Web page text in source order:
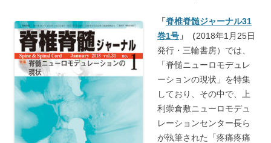
「脊椎脊髄ジャーナル31
巻1号 」（2018年1月25日
発行・三輪書房）では、
「脊髄ニューロモデュレ
ーションの現状」を特集
しており、その中で、上
利崇倉敷ニューロモデュ
レーションセンター長ら
が執筆された「疼痛疼痛